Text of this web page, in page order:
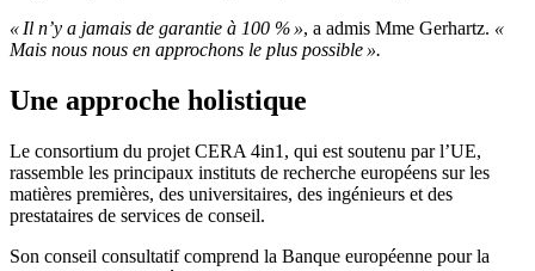
« Il n’y a jamais de garantie à 100 % », a admis Mme Gerhartz. «
Mais nous nous en approchons le plus possible ».
Une approche holistique
Le consortium du projet CERA 4in1, qui est soutenu par l’UE,
rassemble les principaux instituts de recherche européens sur les
matières premières, des universitaires, des ingénieurs et des
prestataires de services de conseil.
Son conseil consultatif comprend la Banque européenne pour la